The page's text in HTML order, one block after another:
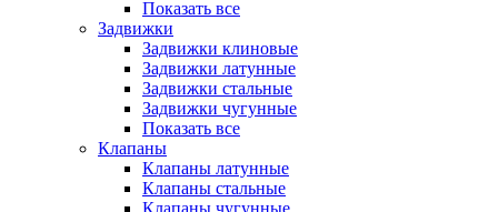
Показать все
Задвижки
Задвижки клиновые
Задвижки латунные
Задвижки стальные
Задвижки чугунные
Показать все
Клапаны
Клапаны латунные
Клапаны стальные
Клапаны чугунные